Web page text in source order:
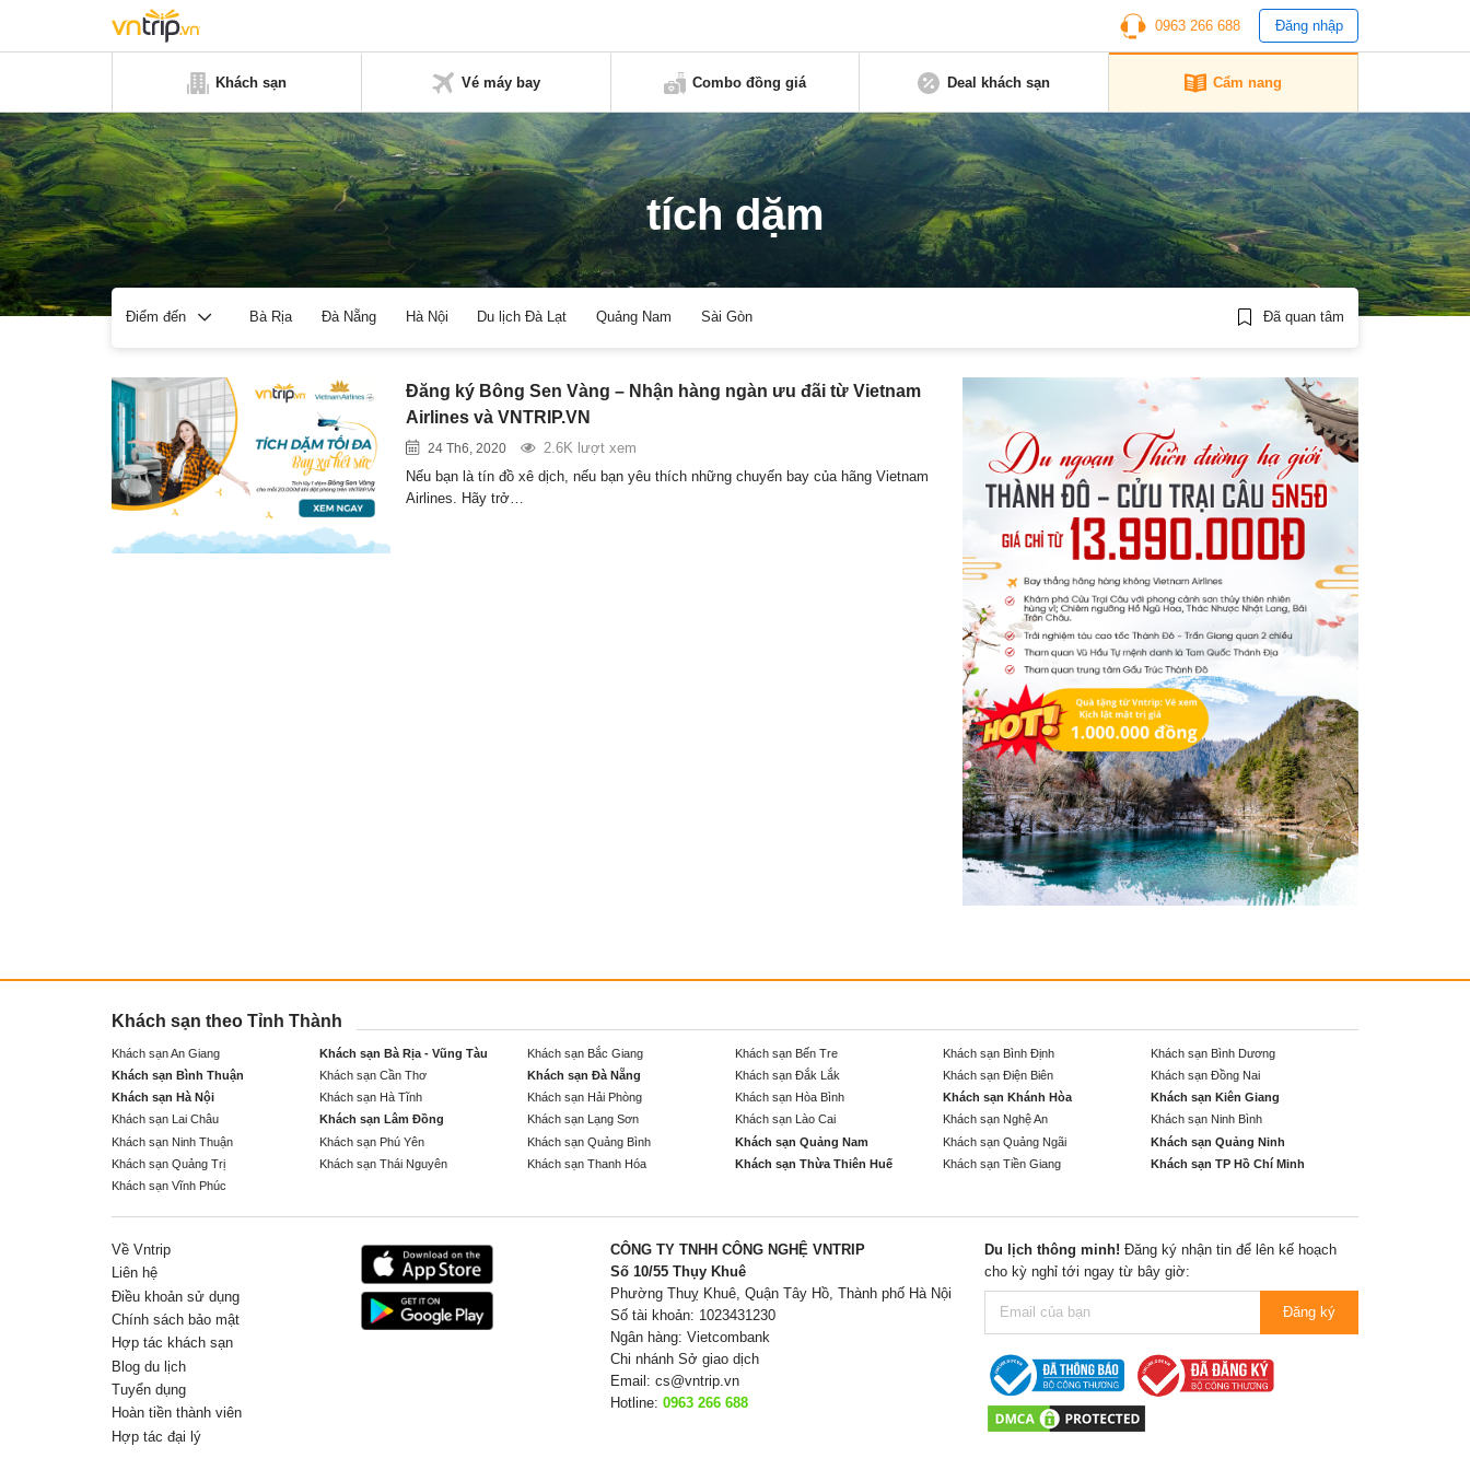
0963 266 688 Đăng nhập
Khách sạn Vé máy bay Combo đồng giá Deal khách sạn Cẩm nang
tích dặm
Điểm đến Bà Rịa Đà Nẵng Hà Nội Du lịch Đà Lạt Quảng Nam Sài Gòn Đã quan tâm
Đăng ký Bông Sen Vàng – Nhận hàng ngàn ưu đãi từ Vietnam
Airlines và VNTRIP.VN
24 Th6, 2020
2.6K lượt xem
Nếu bạn là tín đồ xê dịch, nếu bạn yêu thích những chuyến bay của hãng Vietnam
Airlines. Hãy trở…
Khách sạn theo Tỉnh Thành
Khách sạn An Giang Khách sạn Bà Rịa - Vũng Tàu Khách sạn Bắc Giang Khách sạn Bến Tre Khách sạn Bình Định
Khách sạn Bình Dương
Khách sạn Bình Thuận
Khách sạn Cần Thơ Khách sạn Đà Nẵng Khách sạn Đắk Lắk Khách sạn Điện Biên
Khách sạn Đồng Nai
Khách sạn Hà Nội
Khách sạn Hà Tĩnh Khách sạn Hải Phòng Khách sạn Hòa Bình Khách sạn Khánh Hòa
Khách sạn Kiên Giang
Khách sạn Lai Châu
Khách sạn Lâm Đồng Khách sạn Lạng Sơn Khách sạn Lào Cai Khách sạn Nghệ An
Khách sạn Ninh Bình
Khách sạn Ninh Thuận
Khách sạn Phú Yên Khách sạn Quảng Bình Khách sạn Quảng Nam Khách sạn Quảng Ngãi
Khách sạn Quảng Ninh
Khách sạn Quảng Trị
Khách sạn Thái Nguyên Khách sạn Thanh Hóa Khách sạn Thừa Thiên Huế Khách sạn Tiền Giang
Khách sạn TP Hồ Chí Minh
Khách sạn Vĩnh Phúc
Về Vntrip
Liên hệ
Điều khoản sử dụng
Chính sách bảo mật
Hợp tác khách sạn
Blog du lịch
Tuyển dụng
Hoàn tiền thành viên
Hợp tác đại lý
CÔNG TY TNHH CÔNG NGHỆ VNTRIP
Số 10/55 Thụy Khuê
Phường Thuỵ Khuê, Quận Tây Hồ, Thành phố Hà Nội
Số tài khoản: 1023431230
Ngân hàng: Vietcombank
Chi nhánh Sở giao dịch
Email: cs@vntrip.vn
Hotline: 0963 266 688
Du lịch thông minh! Đăng ký nhận tin để lên kế hoạch
cho kỳ nghỉ tới ngay từ bây giờ:
Đăng ký